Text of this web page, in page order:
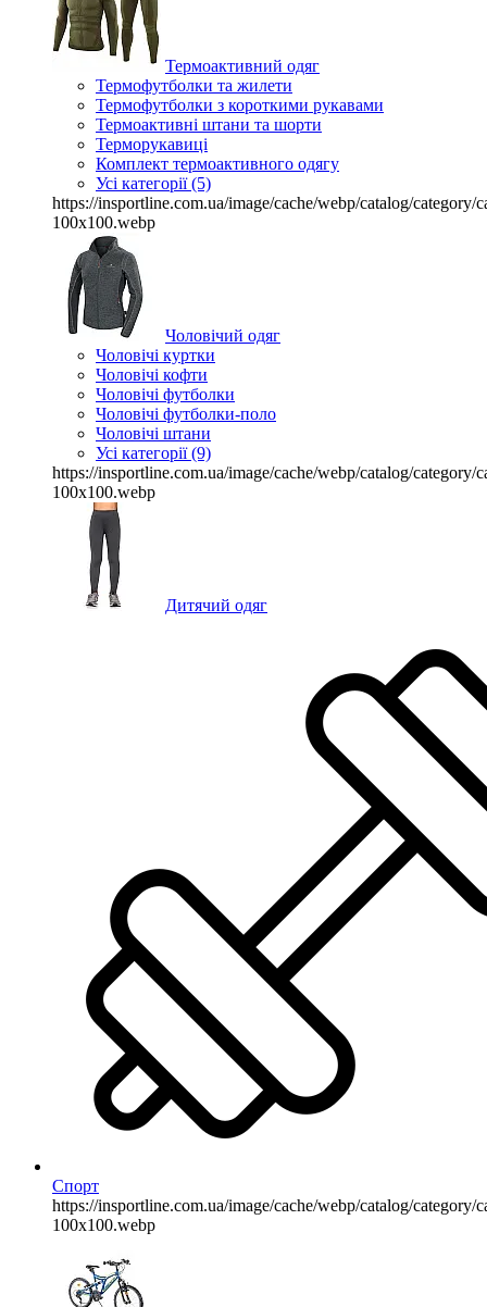
Термоактивний одяг
Термофутболки та жилети
Термофутболки з короткими рукавами
Термоактивні штани та шорти
Терморукавиці
Комплект термоактивного одягу
Усі категорії (5)
https://insportline.com.ua/image/cache/webp/catalog/category/
100x100.webp
Чоловічий одяг
Чоловічі куртки
Чоловічі кофти
Чоловічі футболки
Чоловічі футболки-поло
Чоловічі штани
Усі категорії (9)
https://insportline.com.ua/image/cache/webp/catalog/category/
100x100.webp
Дитячий одяг
Спорт
https://insportline.com.ua/image/cache/webp/catalog/category/
100x100.webp